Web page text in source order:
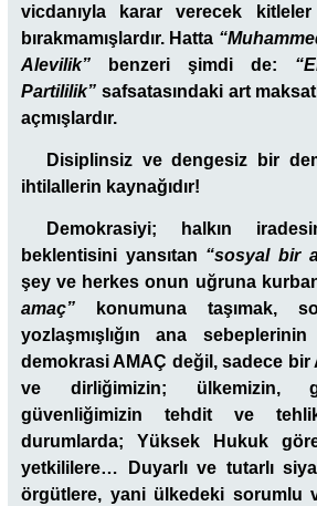
vicdanıyla karar verecek kitleler
bırakmamışlardır. Hatta
Alevilik”
benzeri şimdi de:
Partililik” safsatasındaki art
açmışlardır.
Disiplinsiz ve dengesiz bir
ihtilallerin kaynağıdır!
Demokrasiyi; halkın
beklentisini yansıtan “sosyal bir
şey ve herkes onun uğruna
amaç” konumuna taşımak,
yozlaşmışlığın ana sebeplerinin
demokrasi AMAÇ değil, sadece bir
ve dirliğimizin; ülkemizin,
güvenliğimizin tehdit ve
durumlarda; Yüksek Hukuk
yetkililere… Duyarlı ve tutarlı
örgütlere, yani ülkedeki sorumlu